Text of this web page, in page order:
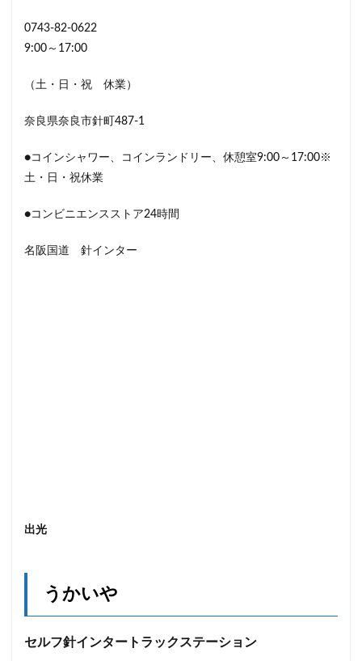
0743-82-0622
9:00～17:00
（土・日・祝 休業）
奈良県奈良市針町487-1
●コインシャワー、コインランドリー、休憩室9:00～17:00※
土・日・祝休業
●コンビニエンスストア24時間
名阪国道 針インター
出光
うかいや
セルフ針インタートラックステーション